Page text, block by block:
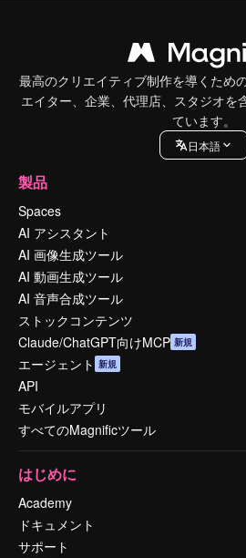
最高のクリエイティブ制作を導くため
エイター、企業、代理店、スタジオを
ています。
日本語
製品
Spaces
AI アシスタント
AI 画像生成ツール
AI 動画生成ツール
AI 音声合成ツール
ストックコンテンツ
Claude/ChatGPT向けMCP 新規
エージェント 新規
API
モバイルアプリ
すべてのMagnificツール
はじめに
Academy
ドキュメント
サポート